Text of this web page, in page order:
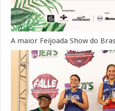
A maior Feijoada Show do